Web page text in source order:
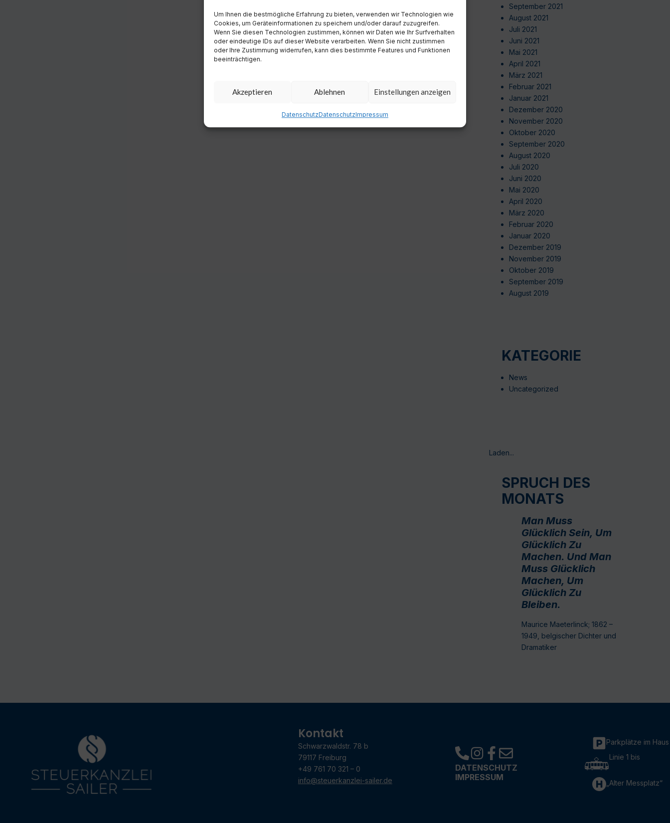
Um Ihnen die bestmögliche Erfahrung zu bieten, verwenden wir Technologien wie
Cookies, um Geräteinformationen zu speichern und/oder darauf zuzugreifen.
Wenn Sie diesen Technologien zustimmen, können wir Daten wie Ihr Surfverhalten
oder eindeutige IDs auf dieser Website verarbeiten. Wenn Sie nicht zustimmen
oder Ihre Zustimmung widerrufen, kann dies bestimmte Features und Funktionen
beeinträchtigen.
Akzeptieren Ablehnen Einstellungen anzeigen
DatenschutzDatenschutzImpressum
September 2021
August 2021
Juli 2021
Juni 2021
Mai 2021
April 2021
März 2021
Februar 2021
Januar 2021
Dezember 2020
November 2020
Oktober 2020
September 2020
August 2020
Juli 2020
Juni 2020
Mai 2020
April 2020
März 2020
Februar 2020
Januar 2020
Dezember 2019
November 2019
Oktober 2019
September 2019
August 2019
KATEGORIE
News
Uncategorized
Laden...
SPRUCH DES
MONATS
Man Muss
Glücklich Sein, Um
Glücklich Zu
Machen. Und Man
Muss Glücklich
Machen, Um
Glücklich Zu
Bleiben.
Maurice Maeterlinck; 1862 –
1949, belgischer Dichter und
Dramatiker
Kontakt
Schwarzwaldstr. 78 b
79117 Freiburg
+49 761 70 321 – 0
info@steuerkanzlei-sailer.de
DATENSCHUTZ
IMPRESSUM
Parkplätze im Haus
Linie 1 bis
„Alter Messplatz“